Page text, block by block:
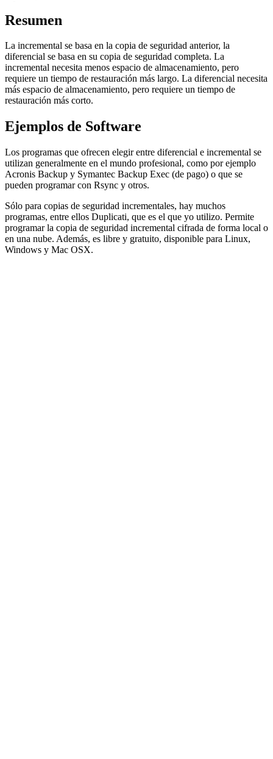
Resumen
La incremental se basa en la copia de seguridad anterior, la
diferencial se basa en su copia de seguridad completa. La
incremental necesita menos espacio de almacenamiento, pero
requiere un tiempo de restauración más largo. La diferencial necesita
más espacio de almacenamiento, pero requiere un tiempo de
restauración más corto.
Ejemplos de Software
Los programas que ofrecen elegir entre diferencial e incremental se
utilizan generalmente en el mundo profesional, como por ejemplo
Acronis Backup y Symantec Backup Exec (de pago) o que se
pueden programar con Rsync y otros.
Sólo para copias de seguridad incrementales, hay muchos
programas, entre ellos Duplicati, que es el que yo utilizo. Permite
programar la copia de seguridad incremental cifrada de forma local o
en una nube. Además, es libre y gratuito, disponible para Linux,
Windows y Mac OSX.